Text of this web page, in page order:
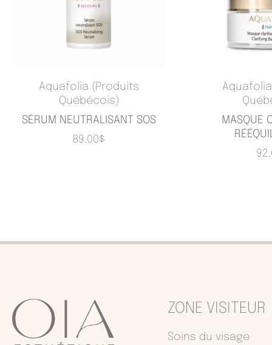
Aquafolia (Produits
Québécois)
SÉRUM NEUTRALISANT SOS
89.00$
MASQUE
ZONE VISITEUR
Soins du visage